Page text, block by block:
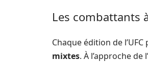
Les combattants
Chaque édition de
mixtes. À l’approche de l’